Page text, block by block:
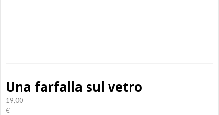
Una farfalla sul vetro
19,00
€